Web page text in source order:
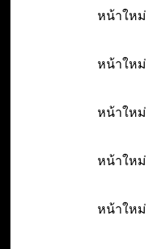
หน้าใหม่
หน้าใหม่
หน้าใหม่
หน้าใหม่
หน้าใหม่